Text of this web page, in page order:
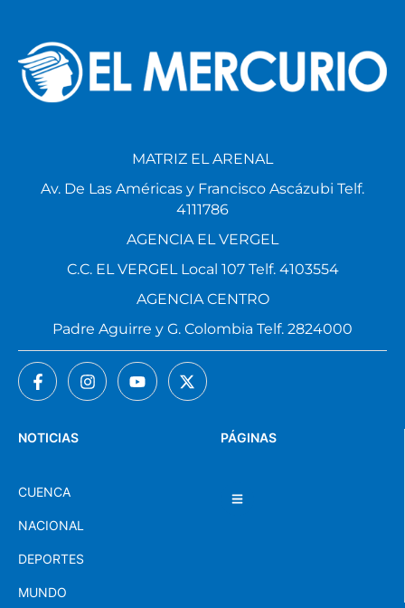
PÁGINAS
NOTICIAS
CUENCA
NACIONAL
DEPORTES
MUNDO
MATRIZ EL ARENAL
Av. De Las Américas y Francisco Ascázubi Telf.
4111786
AGENCIA EL VERGEL
C.C. EL VERGEL Local 107 Telf. 4103554
AGENCIA CENTRO
Padre Aguirre y G. Colombia Telf. 2824000